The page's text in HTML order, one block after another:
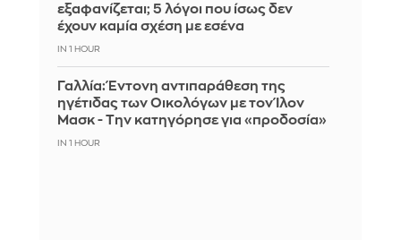
εξαφανίζεται; 5 λόγοι που ίσως δεν
έχουν καμία σχέση με εσένα
IN 1 HOUR
Γαλλία: Έντονη αντιπαράθεση της
ηγέτιδας των Οικολόγων με τον Ίλον
Μασκ - Την κατηγόρησε για «προδοσία»
IN 1 HOUR